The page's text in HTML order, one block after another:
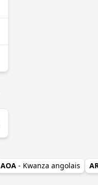
AOA - Kwanza angolais